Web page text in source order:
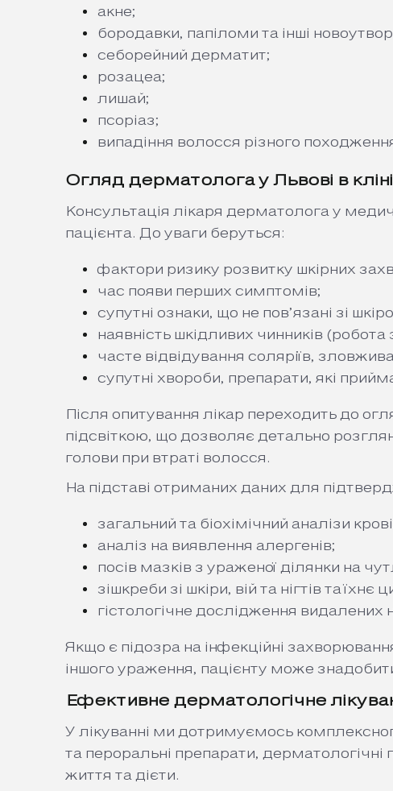
акне;
бородавки, папіломи та інші
себорейний дерматит;
розацеа;
лишай;
псоріаз;
випадіння волосся різного
Огляд дерматолога у Львові в
Консультація лікаря дерматолога у
пацієнта. До уваги беруться:
фактори ризику розвитку шкірних
час появи перших симптомів;
супутні ознаки, що не пов’язані зі
наявність шкідливих чинників
часте відвідування соляріїв,
супутні хвороби, препарати, які
Після опитування лікар переходить до
підсвіткою, що дозволяє детально
голови при втраті волосся.
На підставі отриманих даних для
загальний та біохімічний аналізи
аналіз на виявлення алергенів;
посів мазків з ураженої ділянки на
зішкреби зі шкіри, вій та нігтів та
гістологічне дослідження видалених
Якщо є підозра на інфекційні
іншого ураження, пацієнту може
Ефективне дерматологічне
У лікуванні ми дотримуємось
та пероральні препарати,
життя та дієти.